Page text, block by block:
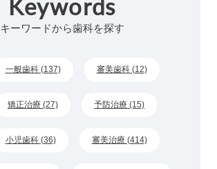
キーワードから歯科を探す
一般歯科 (137) 審美歯科 (12)
矯正治療 (27) 予防治療 (15)
小児歯科 (36) 審美治療 (414)